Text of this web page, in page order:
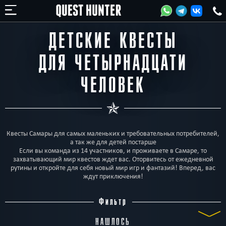
ДЕТСКИЕ КВЕСТЫ
ДЛЯ ЧЕТЫРНАДЦАТИ
ЧЕЛОВЕК
Квесты Самары для самых маленьких и требовательных потребителей,
а так же для детей постарше
Если вы команда из 14 участников, и проживаете в Самаре, то
захватывающий мир квестов ждет вас. Оторвитесь от ежедневной
рутины и откройте для себя новый мир игр и фантазий! Вперед, вас
ждут приключения!
Фильтр
НАШЛОСЬ